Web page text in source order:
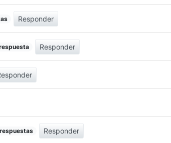
Responder
Responder
Responder